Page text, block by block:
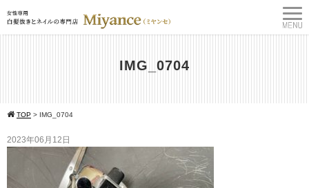
IMG_0704
TOP > IMG_0704
2023年06月12日